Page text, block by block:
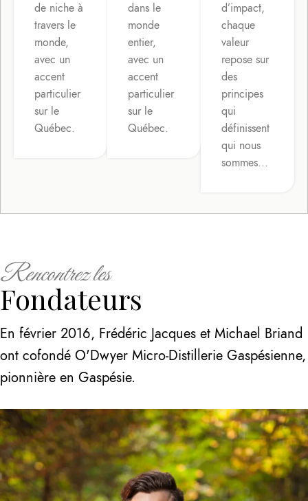
de niche à
travers le
monde,
avec un
accent
particulier
sur le
Québec.
dans le
monde
entier,
avec un
accent
particulier
sur le
Québec.
d’impact,
chaque
valeur
repose sur
des
principes
qui
définissent
qui nous
sommes...
Rencontrez les
Fondateurs
En février 2016, Frédéric Jacques et Michael Briand
ont cofondé O'Dwyer Micro-Distillerie Gaspésienne,
pionnière en Gaspésie.